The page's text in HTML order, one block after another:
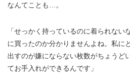
なんてことも…。
「せっかく持っているのに着られない
に買ったのか分かりませんよね。私に
出すのが嫌にならない枚数がちょうど
てお手入れができるんです」